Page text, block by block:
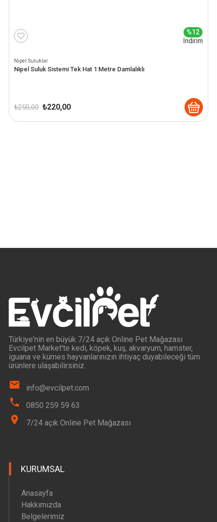
%12
İndirim
Nipel Suluklar
Nipel Suluk Sistemi Tek Hat 1 Metre Damlalıklı
₺250,00 Orijinal
₺ 250,00.
₺220,00Şu
fiyat:
Türkiye'nin en büyük 7/24 açık Online Pet Mağazası
Evcilpet Market'te kedi, köpek, kuş, akvaryum, hamster,
iguana ve kümes hayvanlarınızın ihtiyaç duyabileceği tüm
ürünlere ulaşabilirsiniz.
info@evcilpet.com
0850 259 59 63
7/24 açık Online Pet Mağazası
KURUMSAL
Anasayfa
Hakkımızda
Belgelerimiz